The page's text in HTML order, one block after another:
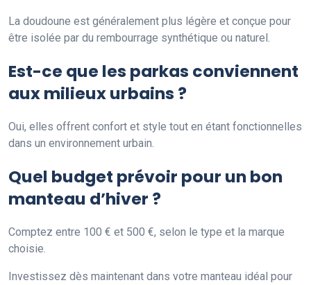
La doudoune est généralement plus légère et conçue pour
être isolée par du rembourrage synthétique ou naturel.
Est-ce que les parkas conviennent
aux milieux urbains ?
Oui, elles offrent confort et style tout en étant fonctionnelles
dans un environnement urbain.
Quel budget prévoir pour un bon
manteau d’hiver ?
Comptez entre 100 € et 500 €, selon le type et la marque
choisie.
Investissez dès maintenant dans votre manteau idéal pour